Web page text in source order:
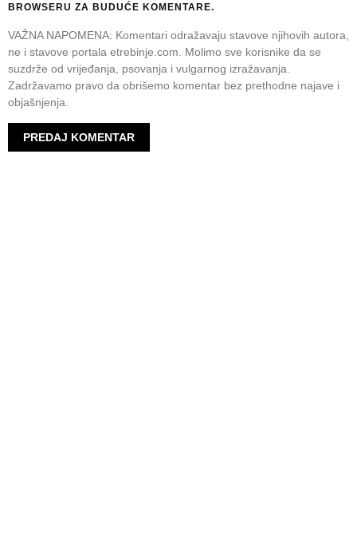
BROWSERU ZA BUDUĆE KOMENTARE.
VAŽNA NAPOMENA: Komentari odražavaju stavove njihovih autora,
ne i stavove portala etrebinje.com. Molimo sve korisnike da se
suzdrže od vrijeđanja, psovanja i vulgarnog izražavanja.
Zadržavamo pravo da obrišemo komentar bez prethodne najave i
objašnjenja.